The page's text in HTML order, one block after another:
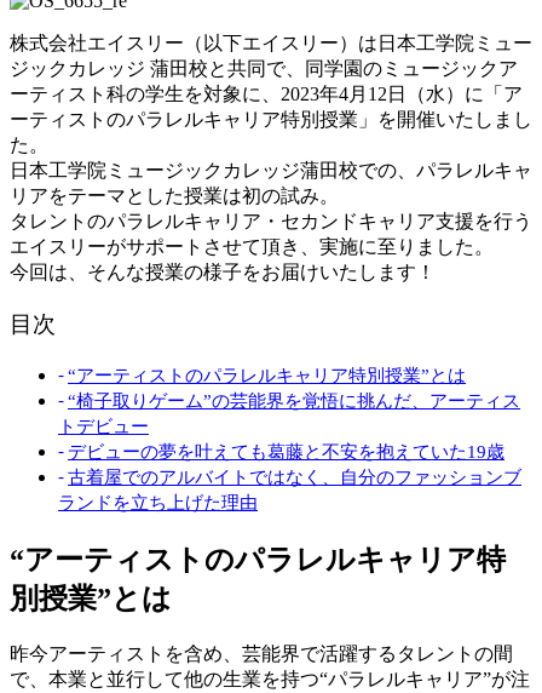
株式会社エイスリー（以下エイスリー）は日本工学院ミュー
ジックカレッジ 蒲田校と共同で、同学園のミュージックア
ーティスト科の学生を対象に、2023年4月12日（水）に「ア
ーティストのパラレルキャリア特別授業」を開催いたしまし
た。
日本工学院ミュージックカレッジ蒲田校での、パラレルキャ
リアをテーマとした授業は初の試み。
タレントのパラレルキャリア・セカンドキャリア支援を行う
エイスリーがサポートさせて頂き、実施に至りました。
今回は、そんな授業の様子をお届けいたします！
目次
“アーティストのパラレルキャリア特別授業”とは
“椅子取りゲーム”の芸能界を覚悟に挑んだ、アーティス
トデビュー
デビューの夢を叶えても葛藤と不安を抱えていた19歳
古着屋でのアルバイトではなく、自分のファッションブ
ランドを立ち上げた理由
“アーティストのパラレルキャリア特
別授業”とは
昨今アーティストを含め、芸能界で活躍するタレントの間
で、 本業と並行して他の生業を持つ“パラレルキャリア”が注